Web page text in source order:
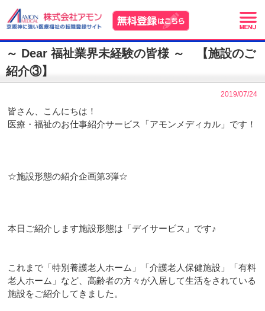
～ Dear 福祉業界未経験の皆様 ～ 【施設のご
紹介③】
2019/07/24
皆さん、こんにちは！
医療・福祉のお仕事紹介サービス「アモンメディカル」です！
☆施設形態の紹介企画第3弾☆
本日ご紹介します施設形態は「デイサービス」です♪
これまで「特別養護老人ホーム」「介護老人保健施設」「有料
老人ホーム」など、高齢者の方々が入居して生活をされている
施設をご紹介してきました。